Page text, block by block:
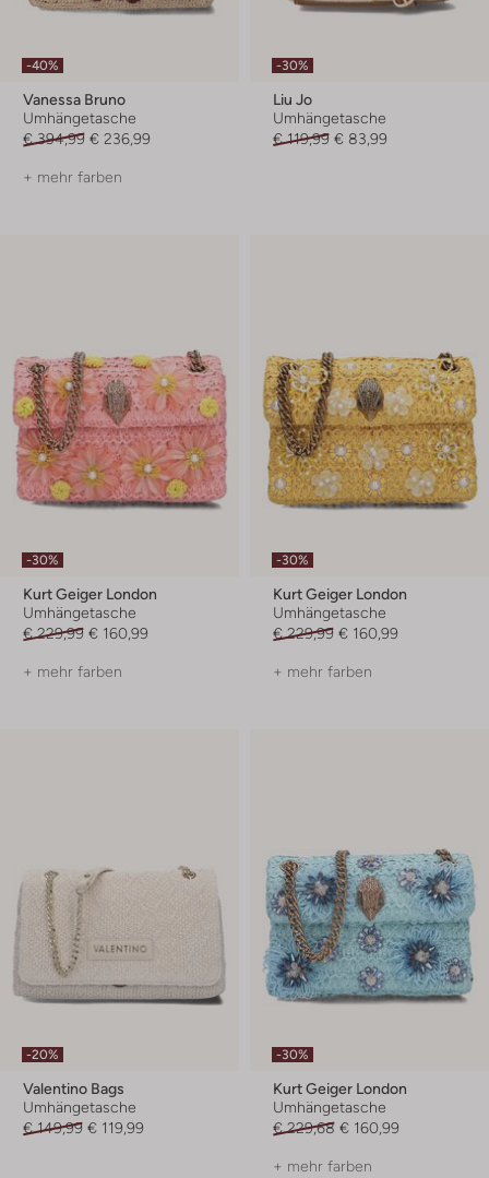
-40%
Vanessa Bruno
Umhängetasche
€ 394,99 € 236,99
+ mehr farben
-30%
Liu Jo
Umhängetasche
€ 119,99 € 83,99
-30%
Kurt Geiger London
Umhängetasche
€ 229,99 € 160,99
+ mehr farben
-30%
Kurt Geiger London
Umhängetasche
€ 229,99 € 160,99
+ mehr farben
-20%
Valentino Bags
Umhängetasche
€ 149,99 € 119,99
-30%
Kurt Geiger London
Umhängetasche
€ 229,68 € 160,99
+ mehr farben